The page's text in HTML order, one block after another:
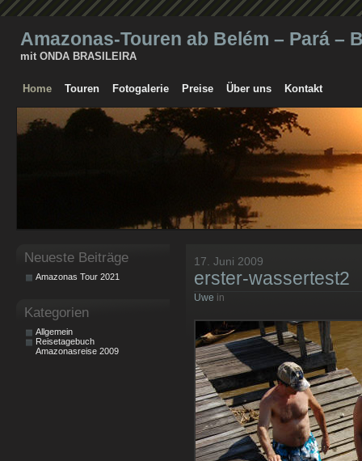
Amazonas-Touren ab Belém – Pará –
mit ONDA BRASILEIRA
Home Touren Fotogalerie Preise Über uns Kontakt
17. Juni 2009
erster-wassertest2
Uwe in
Neueste Beiträge
Amazonas Tour 2021
Kategorien
Allgemein
Reisetagebuch
Amazonasreise 2009